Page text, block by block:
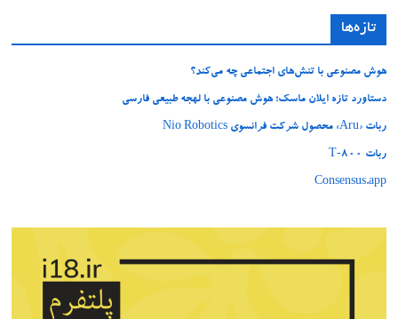
تازه‌ها
هوش مصنوعی با تنش‌های اجتماعی چه می‌کند؟
دستاورد تازه ایلان ماسک؛ هوش مصنوعی با لهجه طبیعی فارسی
ربات «Aru» محصول شرکت فرانسوی Nio Robotics
ربات T‑800
Consensus.app